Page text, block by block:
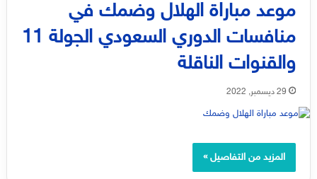
موعد مباراة الهلال وضمك في
منافسات الدوري السعودي الجولة 11
والقنوات الناقلة
29 ديسمبر, 2022
المزيد من التفاصيل »